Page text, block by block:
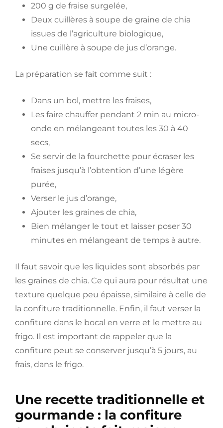
200 g de fraise surgelée,
Deux cuillères à soupe de graine de chia
issues de l’agriculture biologique,
Une cuillère à soupe de jus d’orange.
La préparation se fait comme suit :
Dans un bol, mettre les fraises,
Les faire chauffer pendant 2 min au micro-
onde en mélangeant toutes les 30 à 40
secs,
Se servir de la fourchette pour écraser les
fraises jusqu’à l’obtention d’une légère
purée,
Verser le jus d’orange,
Ajouter les graines de chia,
Bien mélanger le tout et laisser poser 30
minutes en mélangeant de temps à autre.
Il faut savoir que les liquides sont absorbés par
les graines de chia. Ce qui aura pour résultat une
texture quelque peu épaisse, similaire à celle de
la confiture traditionnelle. Enfin, il faut verser la
confiture dans le bocal en verre et le mettre au
frigo. Il est important de rappeler que la
confiture peut se conserver jusqu’à 5 jours, au
frais, dans le frigo.
Une recette traditionnelle et
gourmande : la confiture